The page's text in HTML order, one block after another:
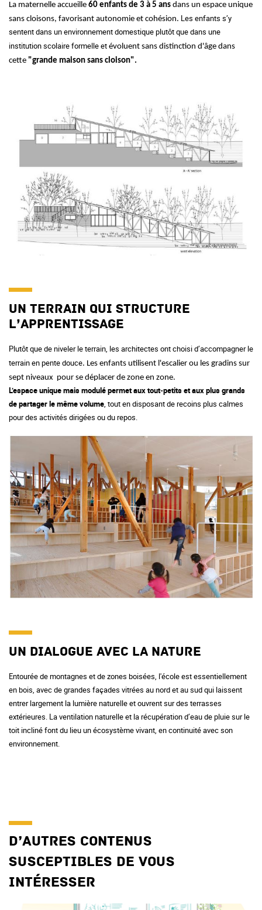
La maternelle accueille 60 enfants de 3 à 5 ans dans un espace unique
sans cloisons, favorisant autonomie et cohésion. Les enfants s’y
sentent dans un environnement domestique plutôt que dans une
institution scolaire formelle et évoluent sans distinction d'âge dans
cette "grande maison sans cloison".
Un terrain qui structure
l’apprentissage
Plutôt que de niveler le terrain, les architectes ont choisi d’accompagner le
terrain en pente douce. Les enfants utilisent l'escalier ou les gradins sur
sept niveaux pour se déplacer de zone en zone.
L’espace unique mais modulé permet aux tout‑petits et aux plus grands
de partager le même volume, tout en disposant de recoins plus calmes
pour des activités dirigées ou du repos.
Un dialogue avec la nature
Entourée de montagnes et de zones boisées, l'école est essentiellement
en bois, avec de grandes façades vitrées au nord et au sud qui laissent
entrer largement la lumière naturelle et ouvrent sur des terrasses
extérieures. La ventilation naturelle et la récupération d’eau de pluie sur le
toit incliné font du lieu un écosystème vivant, en continuité avec son
environnement.
D’autres contenus
susceptibles de vous
intéresser